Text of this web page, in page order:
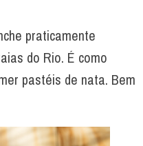
praticamente
do Rio. É como
pastéis de nata. Bem